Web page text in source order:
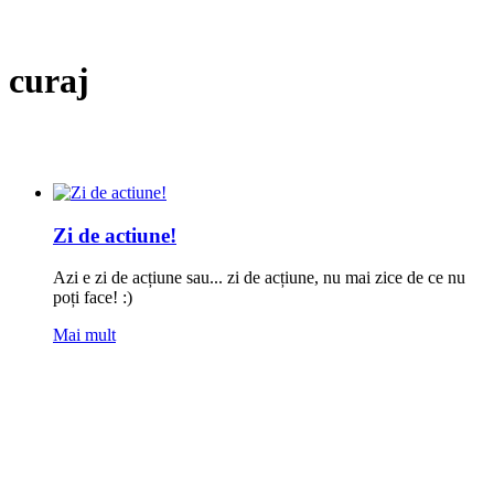
curaj
Zi de actiune!
Azi e zi de acțiune sau... zi de acțiune, nu mai zice de ce nu
poți face! :)
Mai mult